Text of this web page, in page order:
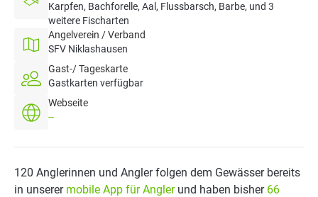
Karpfen, Bachforelle, Aal, Flussbarsch, Barbe, und 3
weitere Fischarten
Angelverein / Verband
SFV Niklashausen
Gast-/ Tageskarte
Gastkarten verfügbar
Webseite
--
120 Anglerinnen und Angler folgen dem Gewässer bereits
in unserer mobile App für Anglerund haben bisher 66